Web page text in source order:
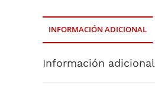
INFORMACIÓN ADICIONAL
Información adicional